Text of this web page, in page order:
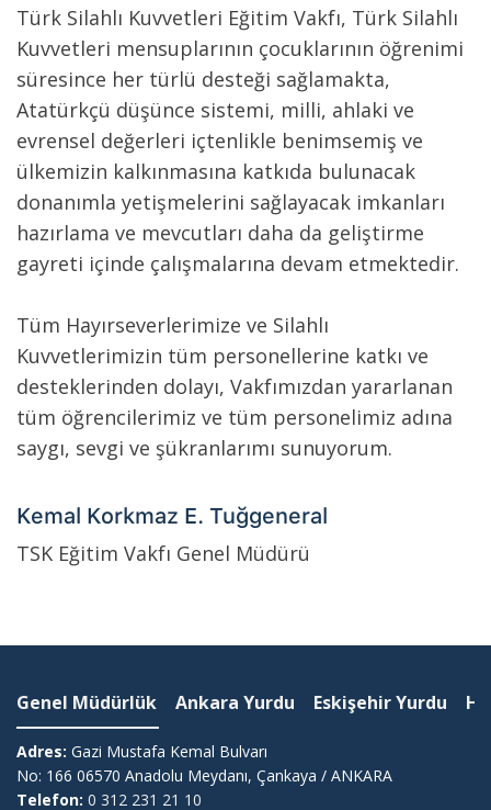
Türk Silahlı Kuvvetleri Eğitim Vakfı, Türk Silahlı
Kuvvetleri mensuplarının çocuklarının öğrenimi
süresince her tür­lü desteği sağlamakta,
Atatürkçü düşünce sistemi, milli, ahlaki ve
evrensel değerleri içtenlikle benimsemiş ve
ülkemizin kal­kınmasına katkıda bulunacak
donanımla yetişmelerini sağlayacak imkanları
hazırlama ve mevcutları daha da geliştirme
gayre­ti içinde çalışmalarına devam etmektedir.
Tüm Hayırseverlerimize ve Silahlı
Kuvvetlerimizin tüm personellerine katkı ve
desteklerinden dolayı, Vakfımızdan yararlanan
tüm öğrencilerimiz ve tüm personelimiz adına
saygı, sevgi ve şükranlarımı sunuyorum.
Kemal Korkmaz E. Tuğgeneral
TSK Eğitim Vakfı Genel Müdürü
Genel Müdürlük Ankara Yurdu Eskişehir Yurdu
Adres: Gazi Mustafa Kemal Bulvarı
No: 166 06570 Anadolu Meydanı, Çankaya / ANKARA
Telefon: 0 312 231 21 10